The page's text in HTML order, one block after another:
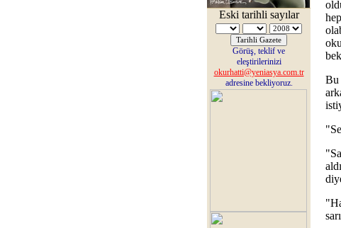
Eski tarihli sayılar
Görüş, teklif ve
eleştirilerinizi
okurhatti@yeniasya.com.tr
adresine bekliyoruz.
Bu